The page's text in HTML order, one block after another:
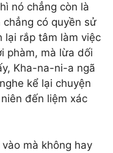
nó chẳng còn là
có quyền sử
lại rắp tâm làm việc
phàm, mà lừa dối
Kha-na-ni-a ngã
kể lại chuyện
đến liệm xác
mà không hay